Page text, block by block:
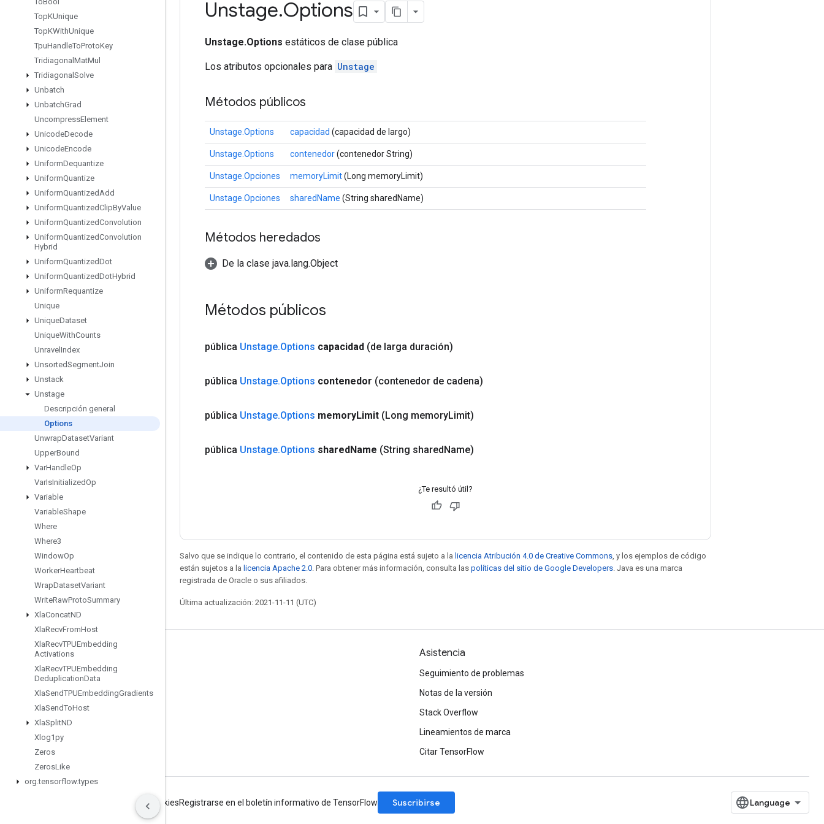
TopKUnique
TopKWithUnique
TpuHandleToProtoKey
Tridiagonal MatMul
Tridiagonal Solve
Unbatch
UnbatchGrad
UncompressElement
UnicodeDecode
UnicodeEncode
UniformDequantize
UniformQuantize
UniformQuantizedAdd
UniformQuantizedClipByValue
UniformQuantizedConvolution
UniformQuantizedConvolution
Hybrid
UniformQuantizedDot
UniformQuantizedDotHybrid
UniformRequantize
Unique
UniqueDataset
UniqueWithCounts
Unravel Index
UnsortedSegmentJoin
Unstack
Unstage
Descripción general
Options
UnwrapDatasetVariant
UpperBound
VarHandleOp
VarIsInitializedOp
Variable
VariableShape
Where
Where3
WindowOp
WorkerHeartbeat
WrapDatasetVariant
WriteRawProtoSummary
XlaConcatND
XlaRecvFromHost
XlaRecvTPUEmbedding
Activations
XlaRecvTPUEmbedding
DeduplicationData
XlaSendTPUEmbeddingGradients
XlaSendToHost
XlaSplitND
Xlog1py
Zeros
ZerosLike
org.tensorflow.types
Unstage.Options
Unstage.Options estáticos de clase pública
Los atributos opcionales para Unstage
Métodos públicos
Unstage.Options capacidad (capacidad de largo)
Unstage.Options contenedor(contenedor String)
Unstage.Opciones memoryLimit(Long memoryLimit)
Unstage.Opciones sharedName (String sharedName)
Métodos heredados
De la clase java.lang.Object
Métodos públicos
pública Unstage.Options capacidad (de larga duración)
pública Unstage.Options contenedor (contenedor de cadena)
pública Unstage.Options memoryLimit (Long memoryLimit)
pública Unstage.Options sharedName (String sharedName)
¿Te resultó útil?
Salvo que se indique lo contrario, el contenido de esta página está sujeto a la licencia Atribución 4.0 de Creative Commons , y los ejemplos de código
están sujetos a la licencia Apache 2.0 . Para obtener más información, consulta las políticas del sitio de Google Developers . Java es una marca
registrada de Oracle o sus afiliados.
Última actualización: 2021-11-11 (UTC)
Mantente conectado
GitHub
Twitter
YouTube
Asistencia
Seguimiento de problemas
Notas de la versión
Stack Overflow
Lineamientos de marca
Citar TensorFlow
Manage cookiesRegistrarse en el boletín informativo de TensorFlow Suscribirse